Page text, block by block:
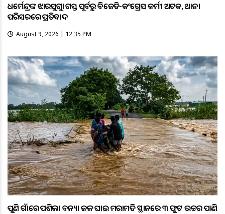
ଧର୍ମେନ୍ଦ୍ରଙ୍କ ଝାରସୁଗୁଡ଼ା ଗସ୍ତ ପୂର୍ବରୁ ବିଜେଡି-କଂଗ୍ରେସ କର୍ମୀ ଅଟକ, ଥାନା
ପରିସରରେ ପ୍ରତିବାଦ
August 9, 2026 | 12:35 PM
ପୁଣି ଗାଁରେ ପଶିଲା ବନ୍ୟା ଜଳ ଘାଇ ମରାମତି ସ୍ଥାନରେ ୩ ଫୁଟ ଉଚ୍ଚର ପାଣି